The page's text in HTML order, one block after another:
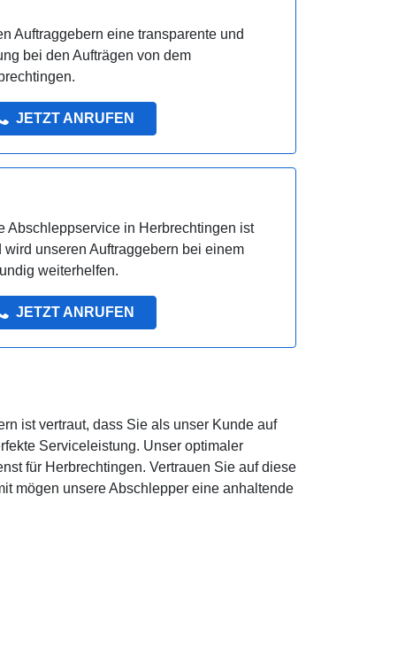
Auftraggebern eine transparente und
bei den Aufträgen von dem
JETZT ANRUFEN
Abschleppservice in Herbrechtingen ist
wird unseren Auftraggebern bei einem
weiterhelfen.
JETZT ANRUFEN
ist vertraut, dass Sie als unser Kunde auf
Serviceleistung. Unser optimaler
für Herbrechtingen. Vertrauen Sie auf diese
mögen unsere Abschlepper eine anhaltende